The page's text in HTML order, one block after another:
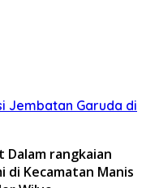
Jembatan Garuda di
rangkaian
Kecamatan Manis